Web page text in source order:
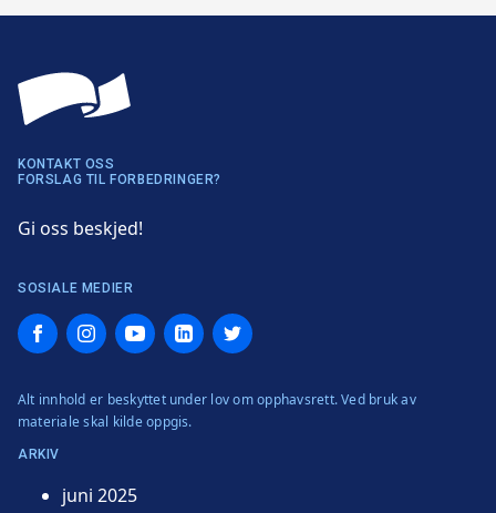
KONTAKT OSS
FORSLAG TIL FORBEDRINGER?
Gi oss beskjed!
SOSIALE MEDIER
FacebookInstagramYouTubeLinkedInTwitter
Alt innhold er beskyttet under lov om opphavsrett. Ved bruk av
materiale skal kilde oppgis.
ARKIV
juni 2025